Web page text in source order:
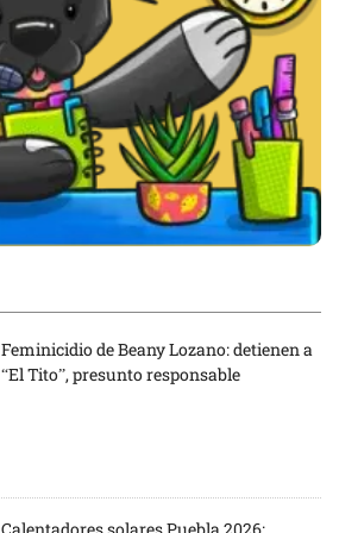
Feminicidio de Beany Lozano: detienen a
“El Tito”, presunto responsable
Calentadores solares Puebla 2026: